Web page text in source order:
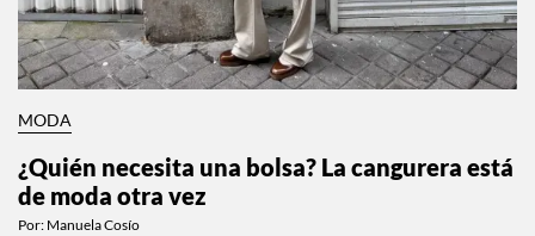
MODA
¿Quién necesita una bolsa? La cangurera está
de moda otra vez
Por: Manuela Cosío